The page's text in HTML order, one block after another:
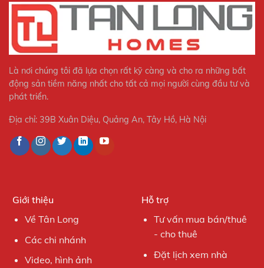
Là nơi chúng tôi đã lựa chọn rất kỹ càng và cho ra những bất
động sản tiềm năng nhất cho tất cả mọi người cùng đầu tư và
phát triển.
Địa chỉ: 39B Xuân Diệu, Quảng An, Tây Hồ, Hà Nội
Giới thiệu
Về Tân Long
Các chi nhánh
Video, hình ảnh
Hỗ trợ
Tư vấn mua bán/thuê
- cho thuê
Đặt lịch xem nhà